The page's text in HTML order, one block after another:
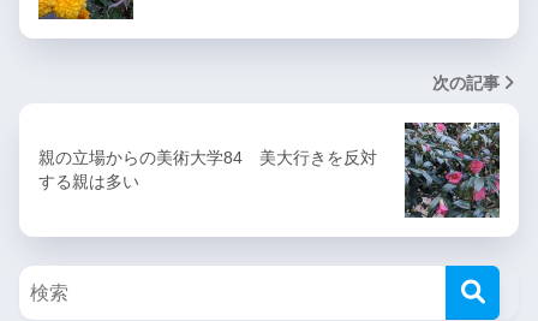
次の記事
親の立場からの美術大学84 美大行きを反対
する親は多い